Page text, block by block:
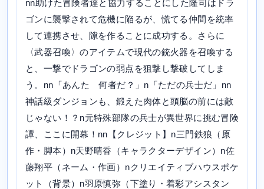
nn助けた冒険者達と協力することにした隆司はドラ
ゴンに襲撃されて危機に陥るが、慌てる仲間を統率
して連携させ、隙を作ることに成功する。さらに
〈武器召喚〉のアイテムで現代の銃火器を召喚する
と、一撃でドラゴンの弱点を狙撃し撃破してしま
う。nn「あんた 何者だ？」n「ただの兵士だ」nn
神話級ダンジョンも、鍛えた肉体と頭脳の前には敵
じゃない！？n元特殊部隊の兵士が異世界に挑む冒険
譚、ここに開幕！nn【クレジット】n三門鉄狼（原
作・脚本）n天野晴香（キャラクターデザイン）n佐
藤翔平（ネーム・作画）nクリエイティブハウスポケ
ット（背景）n羽原慎弥（下塗り・着彩アシスタン